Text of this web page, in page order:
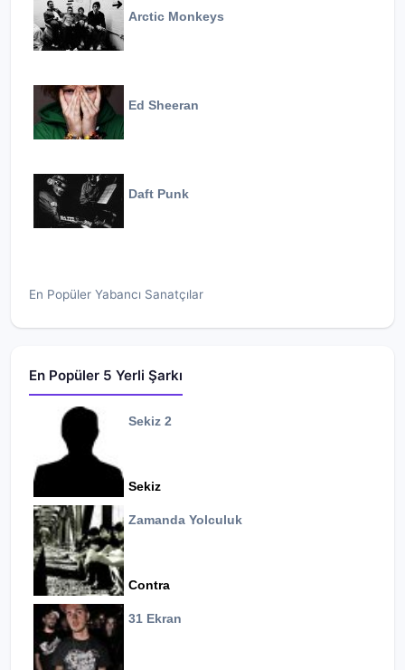
Arctic Monkeys
Ed Sheeran
Daft Punk
En Popüler Yabancı Sanatçılar
En Popüler 5 Yerli Şarkı
Sekiz 2
Sekiz
Zamanda Yolculuk
Contra
31 Ekran